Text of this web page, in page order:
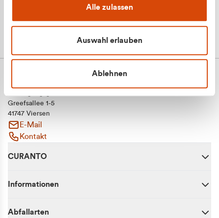
Alle zulassen
Auswahl erlauben
Ablehnen
Greefsallee 1-5
41747 Viersen
E-Mail
Kontakt
CURANTO
Informationen
Abfallarten